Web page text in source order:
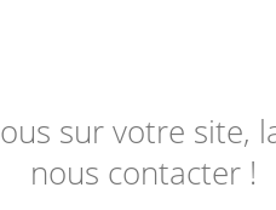
sur votre site,
nous contacter !